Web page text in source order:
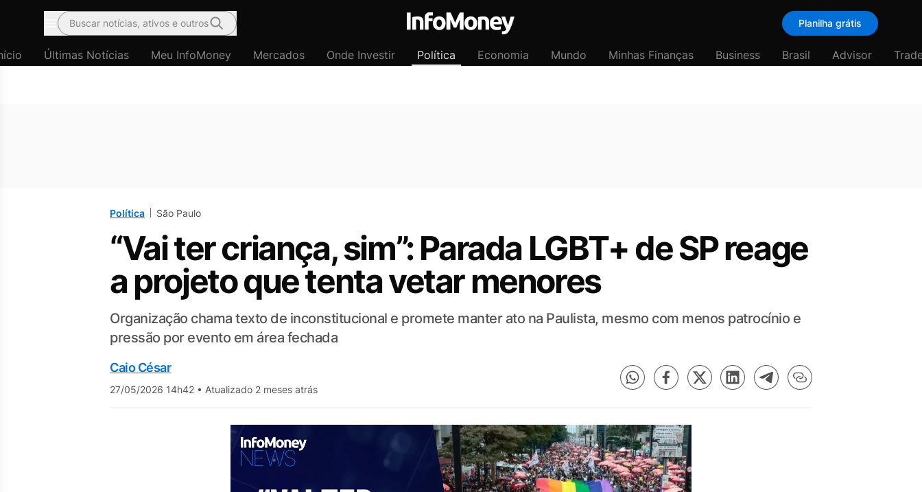
Menu
Buscar notícias, ativos e outros Planilha grátis
Últimas Notícias Meu InfoMoney Mercados Onde Investir Política Economia Mundo Minhas Finanças Business Brasil Advisor
Política São Paulo
“Vai ter criança, sim”: Parada LGBT+ de SP reage
a projeto que tenta vetar menores
Organização chama texto de inconstitucional e promete manter ato na Paulista, mesmo com menos patrocínio e
pressão por evento em área fechada
Caio César
27/05/2026 14h42 • Atualizado 2 meses atrás